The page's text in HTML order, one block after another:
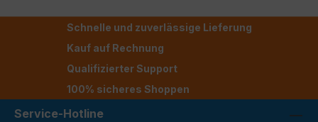
Schnelle und zuverlässige Lieferung
Kauf auf Rechnung
Qualifizierter Support
100% sicheres Shoppen
Service-Hotline